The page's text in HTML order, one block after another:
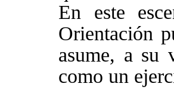
En este
Orientación
asume, a su
como un